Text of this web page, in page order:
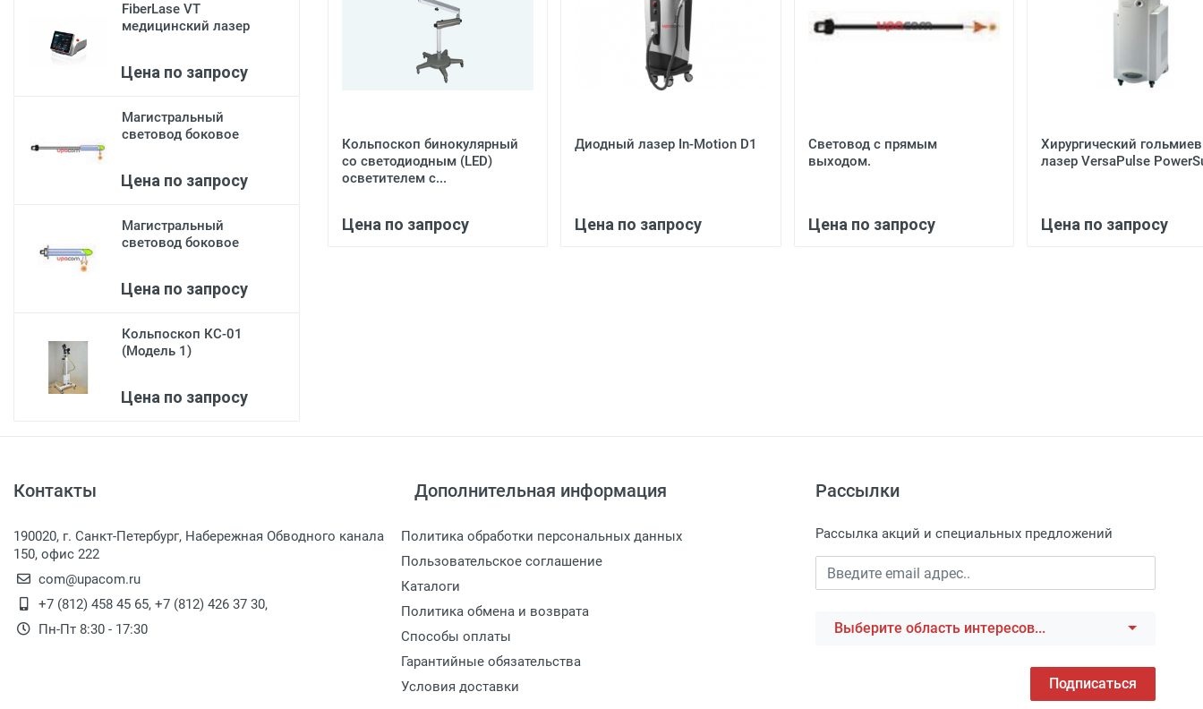
​FiberLase VT
медицинский лазер
Цена по запросу
Магистральный
световод боковое
Цена по запросу
Магистральный
световод боковое
Цена по запросу
Кольпоскоп КС-01
(Модель 1)
Цена по запросу
Кольпоскоп бинокулярный
со светодиодным (LED)
осветителем с...
Цена по запросу
Диодный лазер In-Motion D1
Цена по запросу
Световод с прямым
выходом.
Цена по запросу
Хирургический
лазер VersaPulse
Цена по запросу
Контакты
190020, г. Санкт-Петербург, Набережная Обводного канала
150, офис 222
com@upacom.ru
+7 (812) 458 45 65, +7 (812) 426 37 30,
Пн-Пт 8:30 - 17:30
Дополнительная информация
Политика обработки персональных данных
Пользовательское соглашение
Каталоги
Политика обмена и возврата
Способы оплаты
Гарантийные обязательства
Условия доставки
Рассылки
Рассылка акций и специальных предложений
Выберите область интересов...
Подписаться